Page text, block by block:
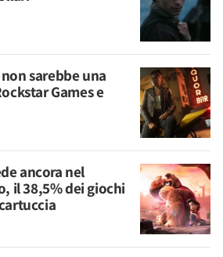
sarebbe una
Games e
ancora nel
il 38,5% dei giochi